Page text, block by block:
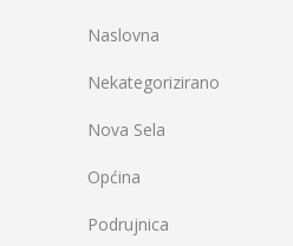
Naslovna
Nekategorizirano
Nova Sela
Općina
Podrujnica